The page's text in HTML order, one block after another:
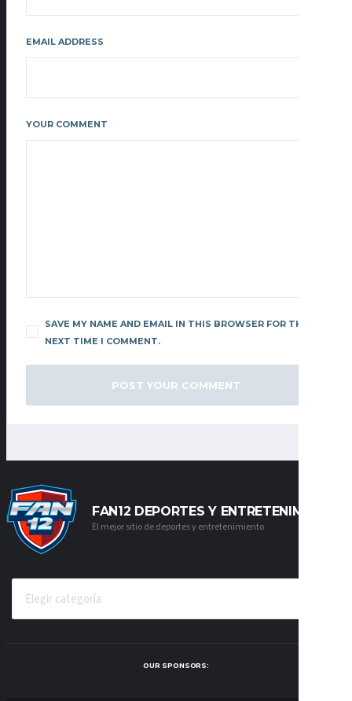
EMAIL ADDRESS
YOUR COMMENT
SAVE MY NAME AND EMAIL IN THIS BROWSER FOR THE
NEXT TIME I COMMENT.
FAN12 DEPORTES Y ENTRETENIMIENTO
El mejor sitio de deportes y entretenimiento
OUR SPONSORS: